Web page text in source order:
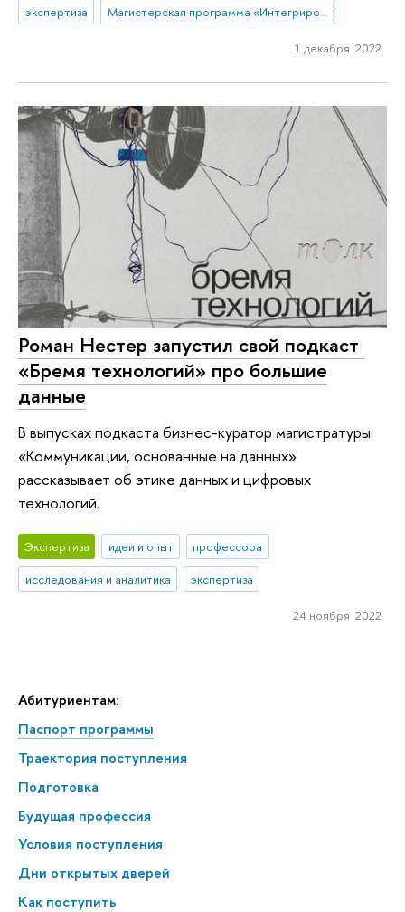
Абитуриентам:
Паспорт программы
Траектория поступления
Подготовка
Будущая профессия
Условия поступления
Дни открытых дверей
Как поступить
экспертиза Магистерская программа «Интегрированные коммуникации»
1 декабря 2022
Роман Нестер запустил свой подкаст ​
«Бремя технологий» про большие
данные
В выпусках подкаста бизнес-куратор магистратуры
«Коммуникации, основанные на данных»
рассказывает об этике данных и цифровых
технологий.
Экспертиза идеи и опыт
профессора
исследования и аналитика
экспертиза
24 ноября 2022